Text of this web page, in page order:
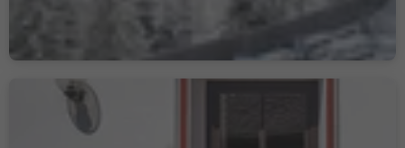
Vals, Mühlbach, Brixen und Umgebung
Bar Restaurant Pizzeria